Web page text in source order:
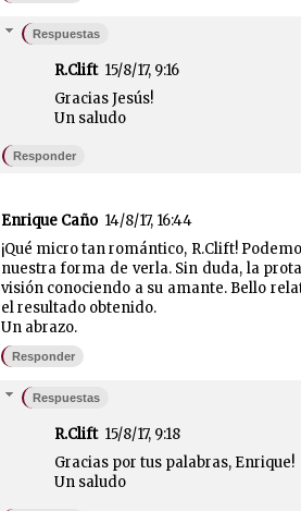
Respuestas
R.Clift 15/8/17, 9:16
Gracias Jesús!
Un saludo
Responder
Enrique Caño 14/8/17, 16:44
¡Qué micro tan romántico, R.Clift!
nuestra forma de verla. Sin duda, la
visión conociendo a su amante. Bello
el resultado obtenido.
Un abrazo.
Responder
Respuestas
R.Clift 15/8/17, 9:18
Gracias por tus palabras, Enrique!
Un saludo